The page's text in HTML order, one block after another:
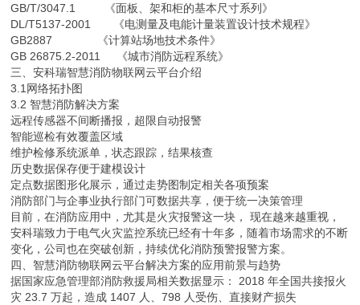
GB/T/3047.1 《面板、架和柜的基本尺寸系列》
DL/T5137-2001 《电测量及电能计量装置设计技术规程》
GB2887 《计算站场地技术条件》
GB 26875.2-2011 《城市消防远程系统》
三、安科瑞智慧消防物联网云平台介绍
3.1网络拓扑图
3.2 智慧消防解决方案
远程传感器不间断播报，超限自动报警
智能巡检有效覆盖区域
维护检修系统派单，状态跟踪，结果核查
历史数据保存便于建模设计
定点数据图形化展示，通过走势图制定相关各项预案
消防部门与企事业执行部门可数据共享，便于统一决策管理
目前，在消防应用中，尤其是火灾报警这一块， 现在越来越重视，
安科瑞致力于电气火灾监控系统已经有十年多，随着市场需求的不断
变化，公司也在突破创新，持续优化消防预警报警方案。
四、智慧消防物联网云平台解决方案的应用前景与趋势
据国家应急管理部消防救援局相关数据显示： 2018 年全国共接报火
灾 23.7 万起，造成 1407 人、798 人受伤、直接财产损失